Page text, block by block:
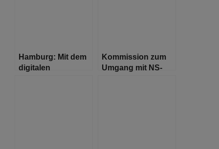
Hamburg: Mit dem
digitalen
Kommission zum
Umgang mit NS-